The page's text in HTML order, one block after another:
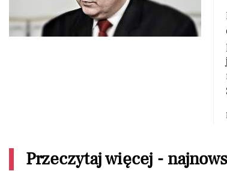
Przeczytaj więcej -